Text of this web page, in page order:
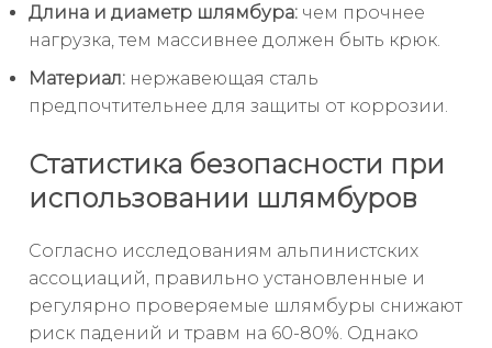
Длина и диаметр шлямбура: чем прочнее
нагрузка, тем массивнее должен быть крюк.
Материал: нержавеющая сталь
предпочтительнее для защиты от коррозии.
Статистика безопасности при
использовании шлямбуров
Согласно исследованиям альпинистских
ассоциаций, правильно установленные и
регулярно проверяемые шлямбуры снижают
риск падений и травм на 60-80%. Однако